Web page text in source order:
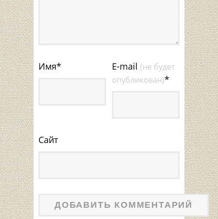
Имя* E-mail (не будет
опубликован)*
Сайт